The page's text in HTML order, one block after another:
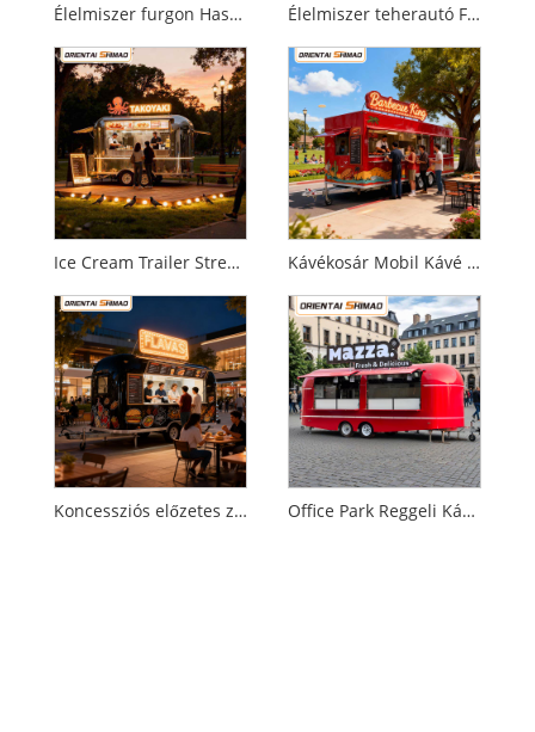
Élelmiszer furgon Használt élelmiszer teherautó Eladó Mobil Konyhai Vendéglátás Élelmiszer utánfutó Élelmiszer teherautó Élelmiszer teherautó Felszerelés Kereskedelmi Konyhai Felszerelés Vendéglátás Mobil Élelmiszer Utánfutó Élelmiszer teherautó
Ice Cream Trailer Street Food Mobile Catering Food Trailer Food Truck Kávékosár Mobil Kávé utánfutó Zárt elektromos kocsi Étterem Vendéglátás Élelmiszer utánfutó Üzleti Élelmiszer teherautó
Koncessziós előzetes zenei fesztiválokhoz Office Park Reggeli Kávé teherautó